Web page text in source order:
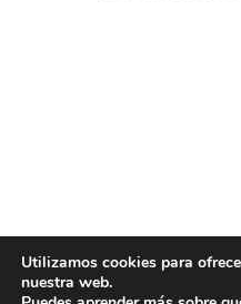
Utilizamos cookies para
nuestra web.